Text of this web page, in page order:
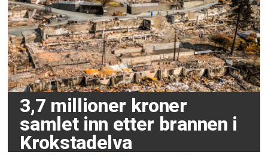
3,7 millioner kroner
samlet inn etter brannen i
Krokstadelva